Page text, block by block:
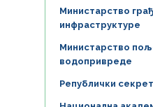
Министарство
инфраструктуре
Министарство
водопривреде
Републички